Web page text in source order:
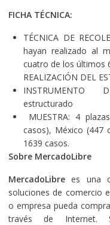
FICHA TÉCNICA:
TÉCNICA DE
hayan realizado al
cuatro de los últimos
REALIZACIÓN DEL
INSTRUMENTO
estructurado
MUESTRA: 4
casos), México (447
1639 casos.
Sobre MercadoLibre
MercadoLibrees una
soluciones de comercio
o empresa pueda
través de Internet.